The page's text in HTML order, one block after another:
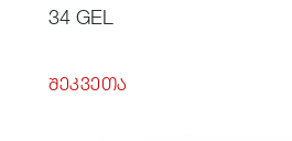
34 GEL
ᲨᲔᲙᲕᲔᲗᲐ